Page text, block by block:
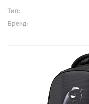
Тип:
Бренд: